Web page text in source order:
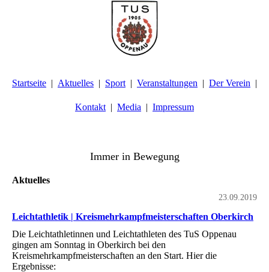
Startseite Aktuelles Sport Veranstaltungen Der Verein
Kontakt Media Impressum
Immer in Bewegung
Aktuelles
23.09.2019
Leichtathletik | Kreismehrkampfmeisterschaften Oberkirch
Die Leichtathletinnen und Leichtathleten des TuS Oppenau
gingen am Sonntag in Oberkirch bei den
Kreismehrkampfmeisterschaften an den Start. Hier die
Ergebnisse: